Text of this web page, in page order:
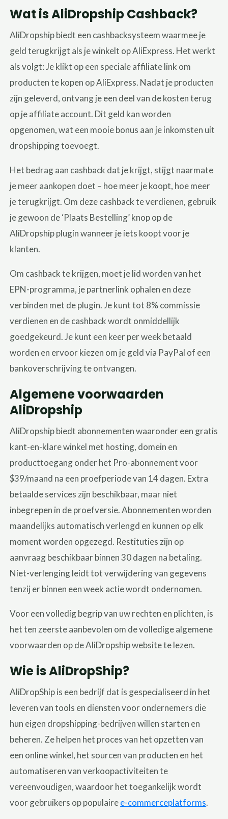
Wat is AliDropship Cashback?
AliDropship biedt een cashbacksysteem waarmee je
geld terugkrijgt als je winkelt op AliExpress. Het werkt
als volgt: Je klikt op een speciale affiliate link om
producten te kopen op AliExpress. Nadat je producten
zijn geleverd, ontvang je een deel van de kosten terug
op je affiliate account. Dit geld kan worden
opgenomen, wat een mooie bonus aan je inkomsten uit
dropshipping toevoegt.
Het bedrag aan cashback dat je krijgt, stijgt naarmate
je meer aankopen doet – hoe meer je koopt, hoe meer
je terugkrijgt. Om deze cashback te verdienen, gebruik
je gewoon de ‘Plaats Bestelling’ knop op de
AliDropship plugin wanneer je iets koopt voor je
klanten.
Om cashback te krijgen, moet je lid worden van het
EPN-programma, je partnerlink ophalen en deze
verbinden met de plugin. Je kunt tot 8% commissie
verdienen en de cashback wordt onmiddellijk
goedgekeurd. Je kunt een keer per week betaald
worden en ervoor kiezen om je geld via PayPal of een
bankoverschrijving te ontvangen.
Algemene voorwaarden
AliDropship
AliDropship biedt abonnementen waaronder een gratis
kant-en-klare winkel met hosting, domein en
producttoegang onder het Pro-abonnement voor
$39/maand na een proefperiode van 14 dagen. Extra
betaalde services zijn beschikbaar, maar niet
inbegrepen in de proefversie. Abonnementen worden
maandelijks automatisch verlengd en kunnen op elk
moment worden opgezegd. Restituties zijn op
aanvraag beschikbaar binnen 30 dagen na betaling.
Niet-verlenging leidt tot verwijdering van gegevens
tenzij er binnen een week actie wordt ondernomen.
Voor een volledig begrip van uw rechten en plichten, is
het ten zeerste aanbevolen om de volledige algemene
voorwaarden op de AliDropship website te lezen.
Wie is AliDropShip?
AliDropShip is een bedrijf dat is gespecialiseerd in het
leveren van tools en diensten voor ondernemers die
hun eigen dropshipping-bedrijven willen starten en
beheren. Ze helpen het proces van het opzetten van
een online winkel, het sourcen van producten en het
automatiseren van verkoopactiviteiten te
vereenvoudigen, waardoor het toegankelijk wordt
voor gebruikers op populairee-commerceplatforms.